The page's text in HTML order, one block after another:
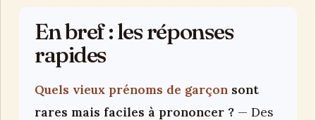
En bref : les réponses
rapides
Quels vieux prénoms de garçon sont
rares mais faciles à prononcer ? — Des